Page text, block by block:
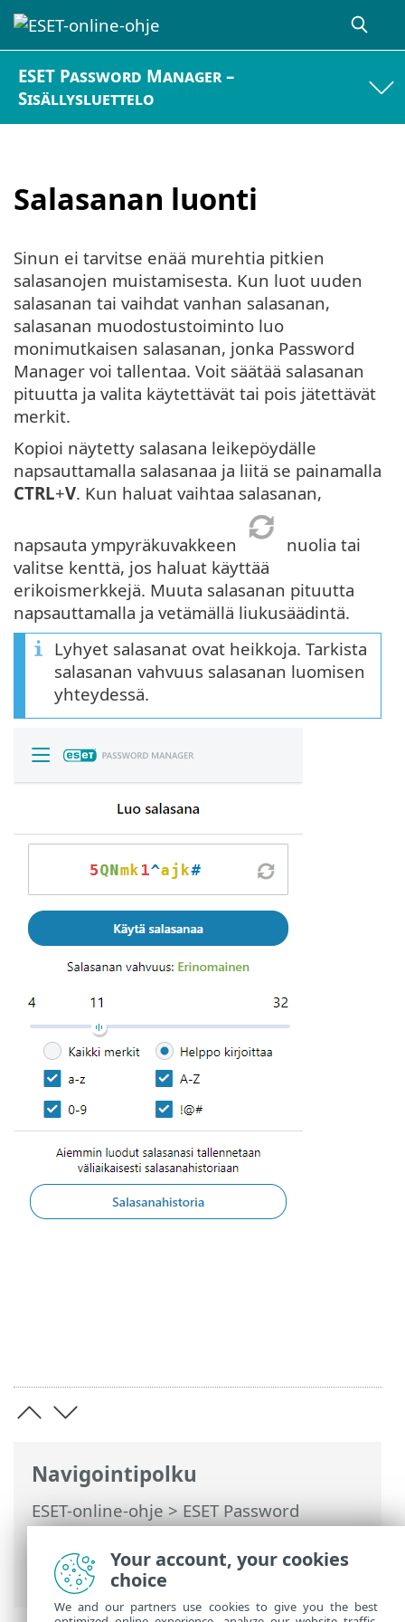
ESET Password Manager –
Sisällysluettelo
Salasanan luonti
Navigointipolku
ESET-online-ohje>ESET Password
Manager>Tuotteen ESET Password
Manager käsitteleminen > Salasanan
luonti
Sinun ei tarvitse enää murehtia pitkien
salasanojen muistamisesta. Kun luot uuden
salasanan tai vaihdat vanhan salasanan,
salasanan muodostustoiminto luo
monimutkaisen salasanan, jonka Password
Manager voi tallentaa. Voit säätää salasanan
pituutta ja valita käytettävät tai pois jätettävät
merkit.
Kopioi näytetty salasana leikepöydälle
napsauttamalla salasanaa ja liitä se painamalla
CTRL+V. Kun haluat vaihtaa salasanan,
napsauta ympyräkuvakkeen
nuolia tai
valitse kenttä, jos haluat käyttää
erikoismerkkejä. Muuta salasanan pituutta
napsauttamalla ja vetämällä liukusäädintä.
Lyhyet salasanat ovat heikkoja. Tarkista
salasanan vahvuus salasanan luomisen
yhteydessä.
Your account, your cookies
choice
We and our partners use cookies to give you the best